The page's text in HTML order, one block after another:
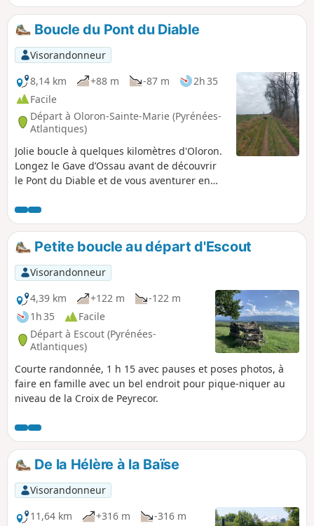
Boucle du Pont du Diable
Visorandonneur
8,14 km
+88 m -87 m
2h 35
Facile
Départ à Oloron-Sainte-Marie (Pyrénées-
Atlantiques)
Jolie boucle à quelques kilomètres d'Oloron.
Longez le Gave d’Ossau avant de découvrir
le Pont du Diable et de vous aventurer en
Petite boucle au départ d'Escout
Visorandonneur
4,39 km
+122 m
-122 m
1h 35
Facile
Départ à Escout (Pyrénées-
Atlantiques)
Courte randonnée, 1 h 15 avec pauses et poses photos, à
faire en famille avec un bel endroit pour pique-niquer au
niveau de la Croix de Peyrecor.
De la Hélère à la Baïse
Visorandonneur
11,64 km
+316 m
-316 m